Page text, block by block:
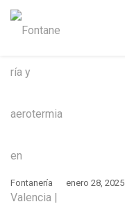
Fontanería enero 28, 2025